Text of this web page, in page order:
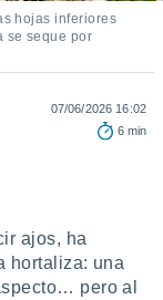
hojas inferiores
se seque por
07/06/2026 16:02
6 min
ajos, ha
hortaliza: una
pero al